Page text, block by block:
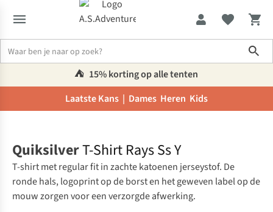
⛺️ 15% korting op alle tenten
Laatste Kans | Dames Heren Kids
QuiksilverT-Shirt Rays Ss Y
T-shirt met regular fit in zachte katoenen jerseystof. De
ronde hals, logoprint op de borst en het geweven label op de
mouw zorgen voor een verzorgde afwerking.